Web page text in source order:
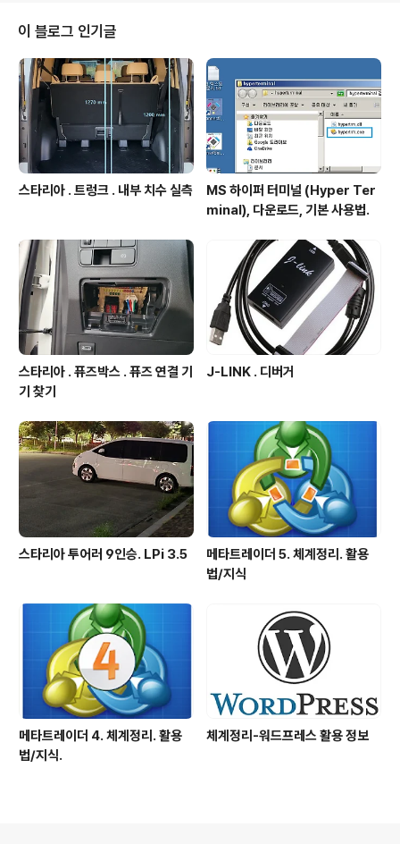
자. 3. 자동코드 생성. 기타 다른 GPIO등 설정하고 나서 자
동코드생성하자. 우리는 KEIL MDK-ARM용으로 생성한
다. 자동생성된 프로젝트를 KEIL MDK-ARM에서 연 모
습. FreeRTOS 없는 상태에서 생성된것 대비 추가된것
들. 1. 프로젝트 소스에 붉박에 해당하..
이 블로그 인기글
스타리아 . 트렁크 . 내부 치수 실측
MS 하이퍼 터미널 (Hyper Ter
minal), 다운로드, 기본 사용법.
스타리아 . 퓨즈박스 . 퓨즈 연결 기
기 찾기
J-LINK . 디버거
스타리아 투어러 9인승. LPi 3.5
메타트레이더 5. 체계정리. 활용
법/지식
메타트레이더 4. 체계정리. 활용
법/지식.
체계정리-워드프레스 활용 정보